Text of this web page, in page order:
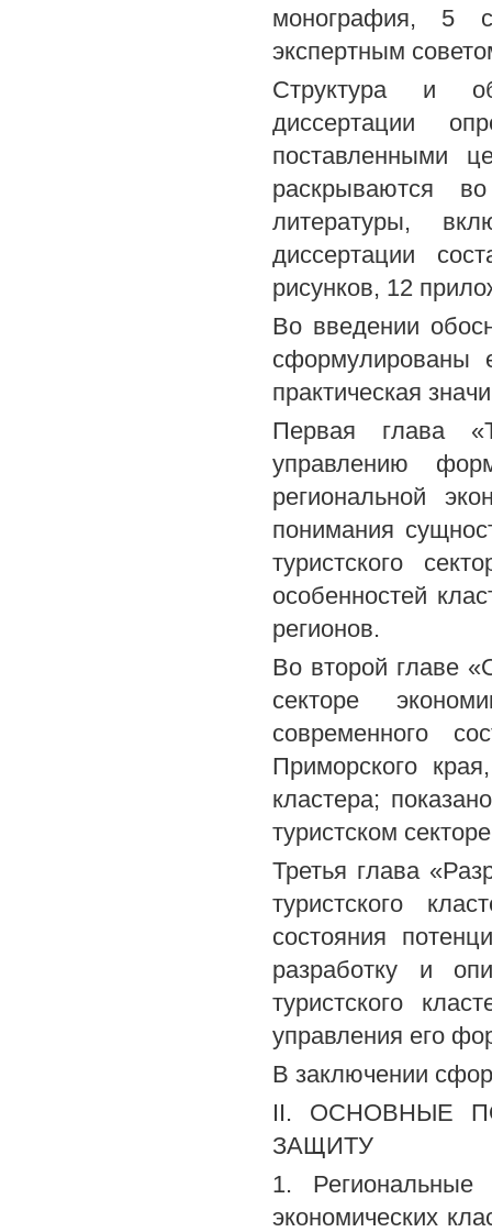
монография, 5
экспертным
Структура и
диссертации
поставленными
раскрываются
литературы,
диссертации
рисунков, 12
Во введении
сформулированы
практическая
Первая глава
управлению
региональной
понимания
туристского
особенностей
регионов.
Во второй главе
секторе
современного
Приморского
кластера;
туристском
Третья глава
туристского
состояния
разработку и
туристского
управления его
В заключении
II. ОСНОВНЫЕ
ЗАЩИТУ
1. Региональные
экономических